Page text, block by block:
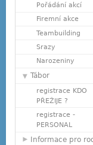
Pořádání akcí
Firemní akce
Teambuilding
Srazy
Narozeniny
Tábor
registrace KDO
PŘEŽIJE ?
registrace -
PERSONAL
Informace pro